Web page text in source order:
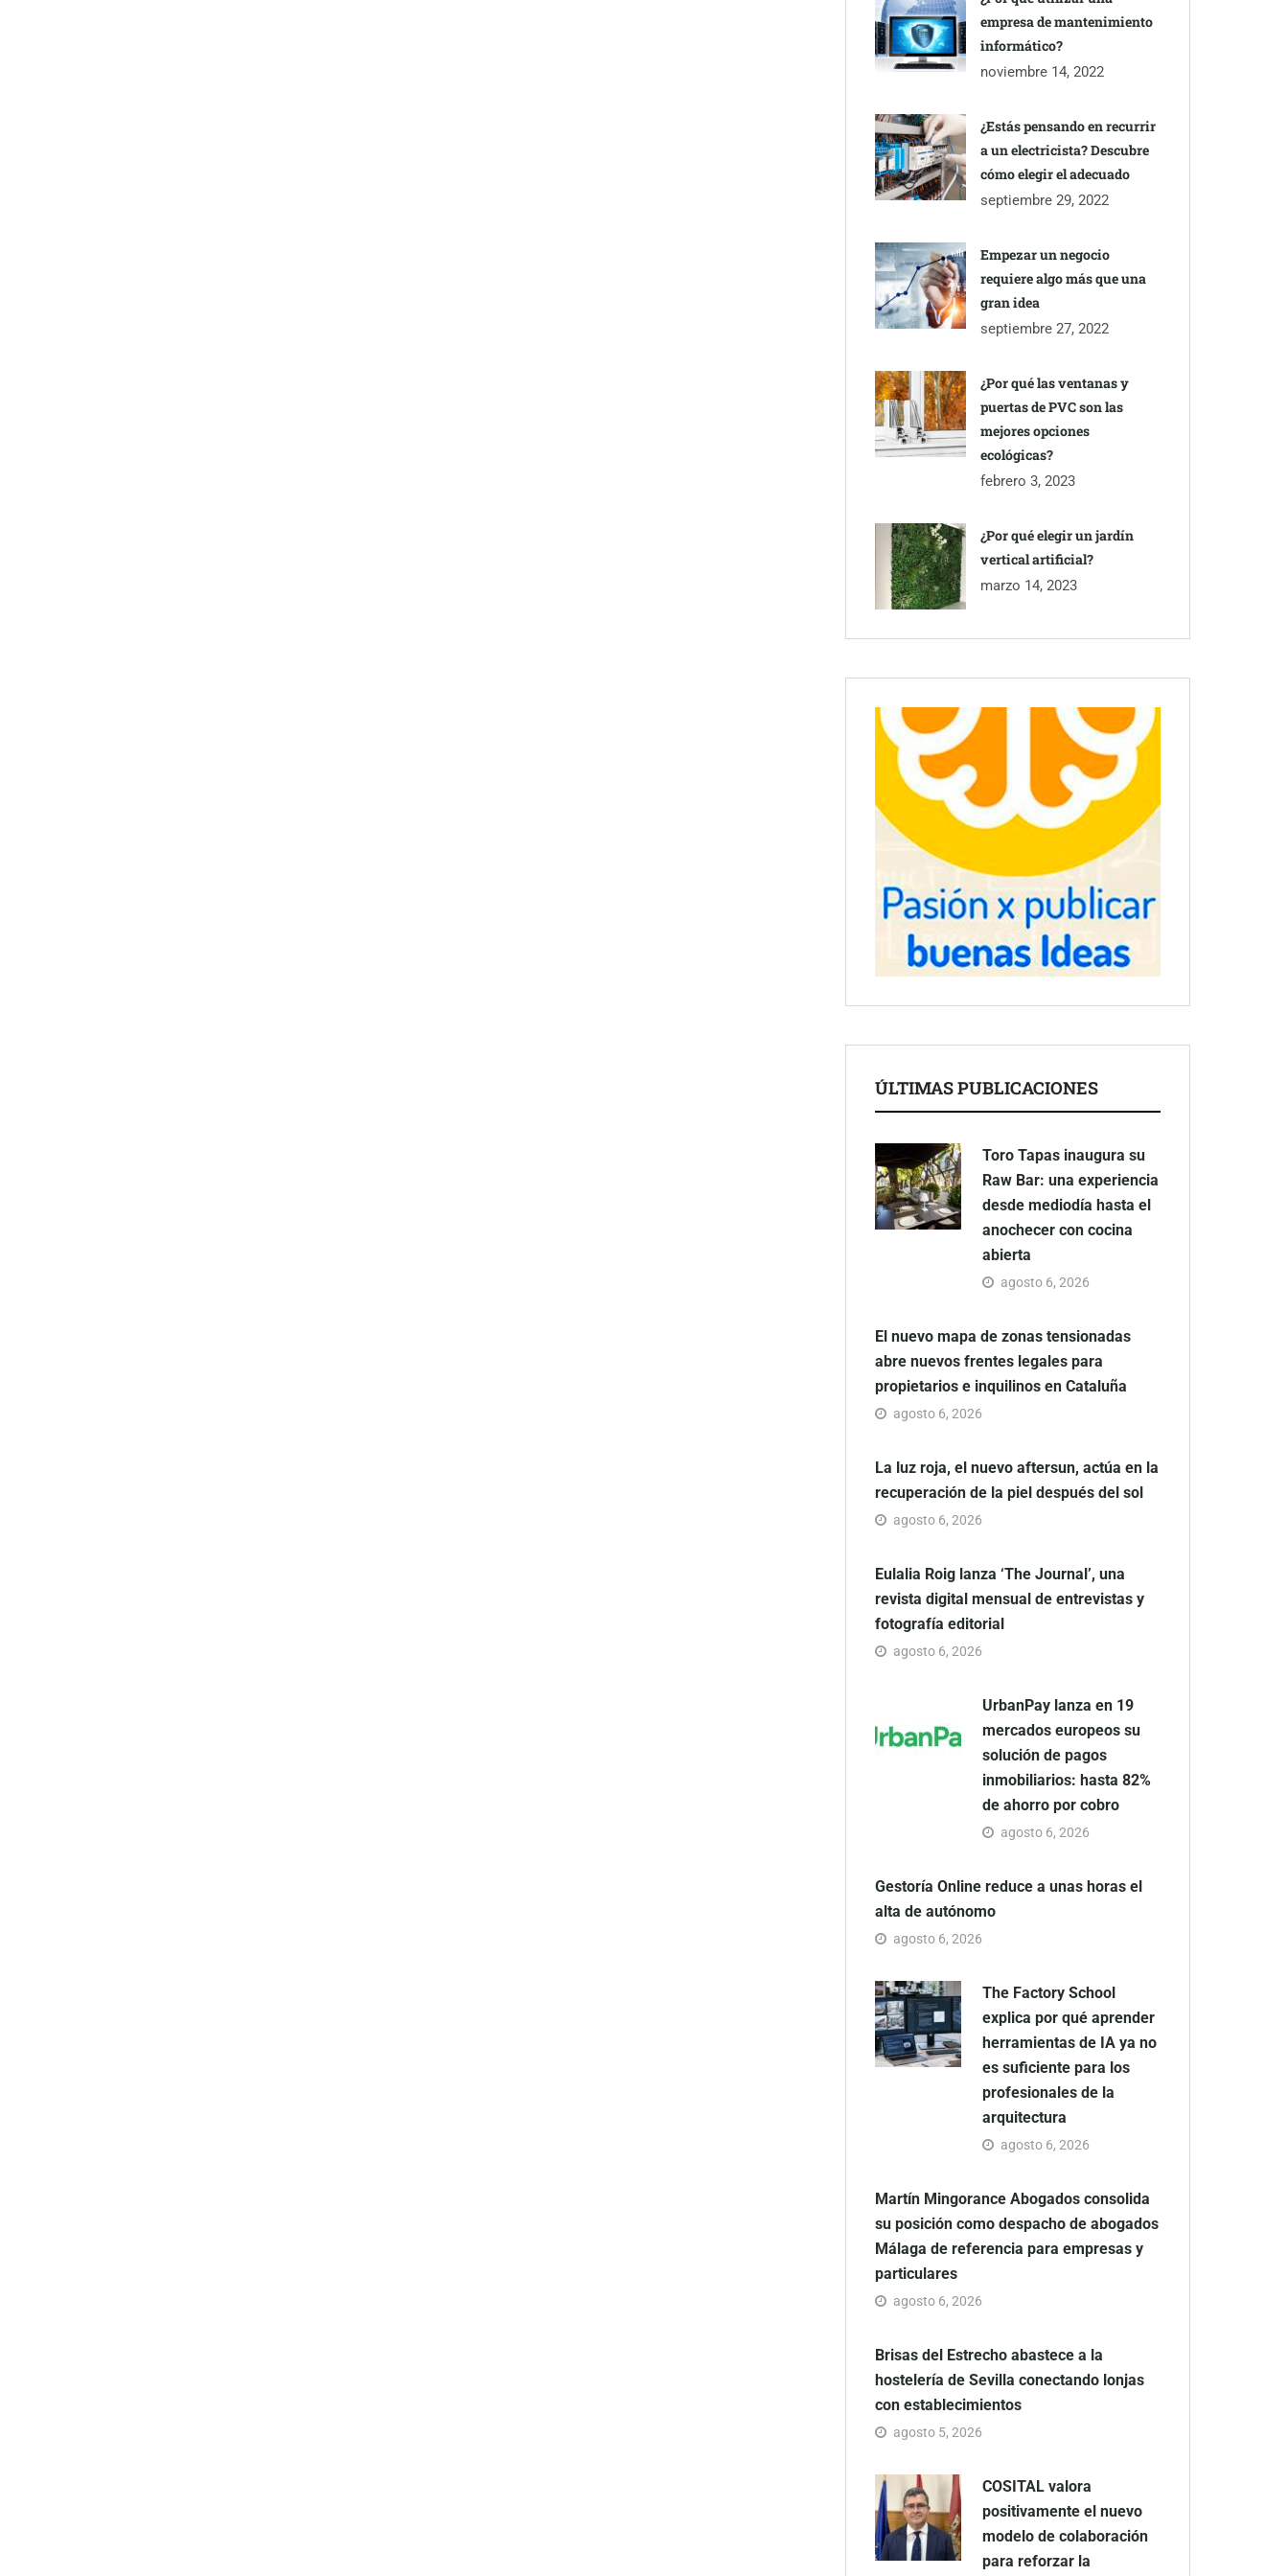
empresa de mantenimiento
informático?
noviembre 14, 2022
¿Estás pensando en recurrir
a un electricista? Descubre
cómo elegir el adecuado
septiembre 29, 2022
Empezar un negocio
requiere algo más que una
gran idea
septiembre 27, 2022
¿Por qué las ventanas y
puertas de PVC son las
mejores opciones
ecológicas?
febrero 3, 2023
¿Por qué elegir un jardín
vertical artificial?
marzo 14, 2023
ÚLTIMAS PUBLICACIONES
Toro Tapas inaugura su
Raw Bar: una experiencia
desde mediodía hasta el
anochecer con cocina
abierta
agosto 6, 2026
El nuevo mapa de zonas tensionadas
abre nuevos frentes legales para
propietarios e inquilinos en Cataluña
agosto 6, 2026
La luz roja, el nuevo aftersun, actúa en la
recuperación de la piel después del sol
agosto 6, 2026
Eulalia Roig lanza ‘The Journal’, una
revista digital mensual de entrevistas y
fotografía editorial
agosto 6, 2026
UrbanPay lanza en 19
mercados europeos su
solución de pagos
inmobiliarios: hasta 82%
de ahorro por cobro
agosto 6, 2026
Gestoría Online reduce a unas horas el
alta de autónomo
agosto 6, 2026
The Factory School
explica por qué aprender
herramientas de IA ya no
es suficiente para los
profesionales de la
arquitectura
agosto 6, 2026
Martín Mingorance Abogados consolida
su posición como despacho de abogados
Málaga de referencia para empresas y
particulares
agosto 6, 2026
Brisas del Estrecho abastece a la
hostelería de Sevilla conectando lonjas
con establecimientos
agosto 5, 2026
COSITAL valora
positivamente el nuevo
modelo de colaboración
para reforzar la